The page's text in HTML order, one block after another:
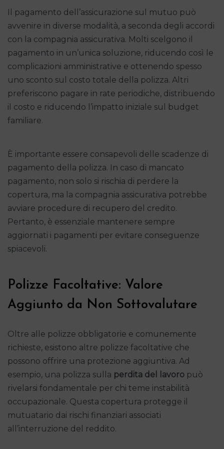
Il pagamento dell’assicurazione sul mutuo può
avvenire in diverse modalità, a seconda degli accordi
con la compagnia assicurativa. Molti scelgono il
pagamento in un’unica soluzione, riducendo così le
complicazioni amministrative e ottenendo spesso
uno sconto sul costo totale della polizza. Altri
preferiscono pagare in rate periodiche, distribuendo
il costo e riducendo l’impatto iniziale sul budget
familiare.
È importante essere consapevoli delle scadenze di
pagamento della polizza. In caso di mancato
pagamento, non solo si rischia di perdere la
copertura, ma la compagnia assicurativa potrebbe
avviare procedure di recupero del credito.
Pertanto, è essenziale mantenere sempre
aggiornati i pagamenti per evitare conseguenze
spiacevoli.
Polizze Facoltative: Valore
Aggiunto da Non Sottovalutare
Oltre alle polizze obbligatorie e comunemente
richieste, esistono altre polizze facoltative che
possono offrire una protezione aggiuntiva. Ad
esempio, una polizza sulla perdita del lavoro può
rivelarsi fondamentale per chi teme instabilità
occupazionale. Questa copertura protegge il
mutuatario dai rischi finanziari associati
all’interruzione del reddito.